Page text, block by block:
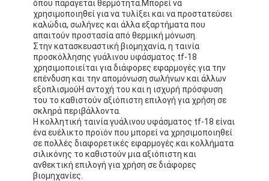
όπου παράγεται θερμότητα.Μπορεί να
χρησιμοποιηθεί για να τυλίξει και να προστατεύσει
καλώδια, σωλήνες και άλλα εξαρτήματα που
απαιτούν προστασία από θερμική μόνωση.
Στην κατασκευαστική βιομηχανία, η ταινία
προσκόλλησης γυάλινου υφάσματος tf-18
χρησιμοποιείται για διάφορες εφαρμογές.για την
επένδυση και την απομόνωση σωλήνων και άλλων
εξοπλισμούΗ αντοχή του και η ισχυρή πρόσφυση
του το καθιστούν αξιόπιστη επιλογή για χρήση σε
σκληρά περιβάλλοντα.
Η κολλητική ταινία γυάλινου υφάσματος tf-18 είναι
ένα ευέλικτο προϊόν που μπορεί να χρησιμοποιηθεί
σε πολλές διαφορετικές εφαρμογές.και κολλήματα
σιλικόνης το καθιστούν μια αξιόπιστη και
ανθεκτική επιλογή για χρήση σε διάφορες
βιομηχανίες.